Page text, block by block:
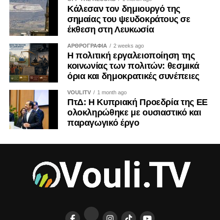
οικονομικές και εθνικές προεκτάσεις. Και ως τέτοια οφείλει
να αντιμετωπίζεται από όλους μας με τη σοβαρότητα που
της αρμόζει.
Η ιστορία διδάσκει ότι τα τετελεσμένα παγιώνονται όταν οι
κοινωνίες συνηθίζουν να τα αποδέχονται. Η Κύπρος δεν
έχει την πολυτέλεια ούτε της αδιαφορίας ούτε της λήθης.
ΤΟΥ ΚΡΙΣ ΜΙΧΑΗΛ
Κάλεσαν τον δημιουργό της
σημαίας του ψευδοκράτους σε
έκθεση στη Λευκωσία
ΑΡΘΡΟΓΡΑΦΙΑ 2 weeks ago
Η πολιτική εργαλειοποίηση της
κοινωνίας των πολιτών: θεσμικά
όρια και δημοκρατικές συνέπειες
VOULITV 1 month ago
ΠτΔ: Η Κυπριακή Προεδρία της ΕΕ
ολοκληρώθηκε με ουσιαστικό και
παραγωγικό έργο